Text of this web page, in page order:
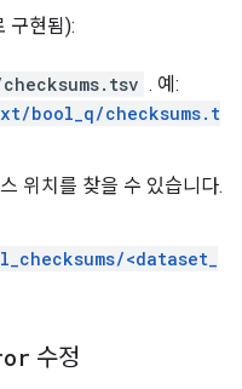
구현됨):
. 예:
bool_q/checksums.t
위치를 찾을 수 있습니다.
<dataset_
수정